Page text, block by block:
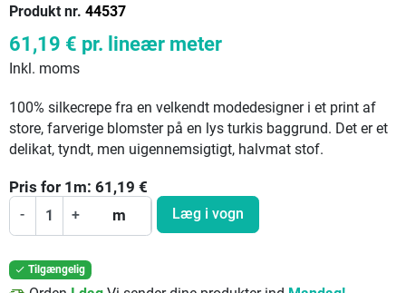
Produkt nr. 44537
61,19 € pr. lineær meter
Inkl. moms
100% silkecrepe fra en velkendt modedesigner i et print af
store, farverige blomster på en lys turkis baggrund. Det er et
delikat, tyndt, men uigennemsigtigt, halvmat stof.
Pris for 1 m: 61,19 €
- + m Læg i vogn
 Tilgængelig